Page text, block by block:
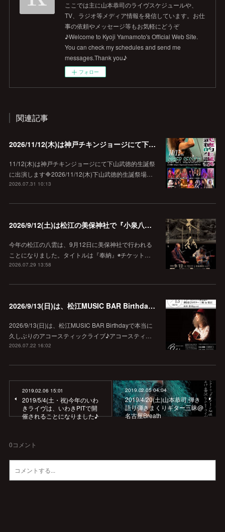
ここでは主に山本恭司のライヴスケジュールや、
TV、ラジオ等メディア情報を発信しています。お仕
事の依頼やメッセージ等もお気軽にどうぞ
♪Welcome to Kyoji Yamamoto's Official Web Site.
You can check my schedules and send me
messages.Thank you♪
フォロー
関連記事
2026/11/12(木)は神戸チキンジョージにて下山武徳的生誕祭に出演します♪
11/12(木)は神戸チキンジョージにて下山武徳的生誕祭
に出演します🔷2026/11/12(木)下山武徳的生誕祭場…
2026.07.31 10:13
2026/9/12(土)は松江の美保神社で『小泉八雲朗読のしらべ』
今年の松江の八雲は、9月12日に美保神社で行われる
ことになりました。タイトルは『奉納』◉チケット…
2026.07.29 13:58
2026/9/13(日)は、松江MUSIC BAR Birthdayでアコースティック弾き語り弾きまくりギター三昧♪
2026/9/13(日)は、松江MUSIC BAR Birthdayで本当に
久しぶりのアコースティックライブ♪アコースティ…
2026.07.22 16:02
2019.02.06 15:01
2019/5/4(土・祝)今年のいわ
きライヴは、いわきPITで開
催されることになりました♪
2019.02.05 04:04
2019/4/20(土)山本恭司 弾き
語り弾きまくりギター三昧@
名古屋Breath
0コメント